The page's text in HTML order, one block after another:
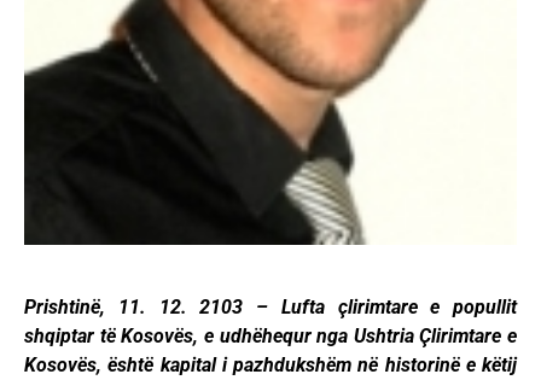
Prishtinë, 11. 12. 2103 – Lufta çlirimtare e popullit
shqiptar të Kosovës, e udhëhequr nga Ushtria Çlirimtare e
Kosovës, është kapital i pazhdukshëm në historinë e këtij